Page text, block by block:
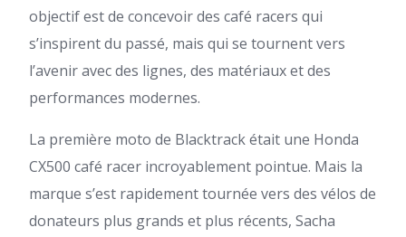
objectif est de concevoir des café racers qui
s’inspirent du passé, mais qui se tournent vers
l’avenir avec des lignes, des matériaux et des
performances modernes.
La première moto de Blacktrack était une Honda
CX500 café racer incroyablement pointue. Mais la
marque s’est rapidement tournée vers des vélos de
donateurs plus grands et plus récents, Sacha